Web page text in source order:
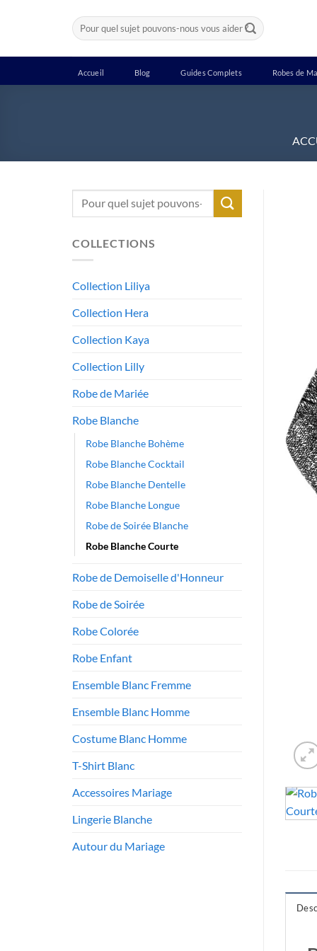
Recherche
pour :
Accueil Blog Guides Complets Robes de
Recherche
COLLECTIONS
Collection Liliya
Collection Hera
Collection Kaya
Collection Lilly
Robe de Mariée
Robe Blanche
Robe Blanche Bohème
Robe Blanche Cocktail
Robe Blanche Dentelle
Robe Blanche Longue
Robe de Soirée Blanche
Robe Blanche Courte
Robe de Demoiselle d'Honneur
Robe de Soirée
Robe Colorée
Robe Enfant
Ensemble Blanc Fremme
Ensemble Blanc Homme
Costume Blanc Homme
T-Shirt Blanc
Accessoires Mariage
Lingerie Blanche
Autour du Mariage